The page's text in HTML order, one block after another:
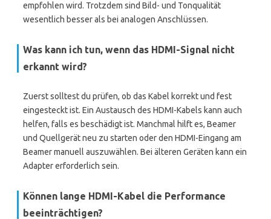
empfohlen wird. Trotzdem sind Bild- und Tonqualität
wesentlich besser als bei analogen Anschlüssen.
Was kann ich tun, wenn das HDMI-Signal nicht
erkannt wird?
Zuerst solltest du prüfen, ob das Kabel korrekt und fest
eingesteckt ist. Ein Austausch des HDMI-Kabels kann auch
helfen, falls es beschädigt ist. Manchmal hilft es, Beamer
und Quellgerät neu zu starten oder den HDMI-Eingang am
Beamer manuell auszuwählen. Bei älteren Geräten kann ein
Adapter erforderlich sein.
Können lange HDMI-Kabel die Performance
beeinträchtigen?